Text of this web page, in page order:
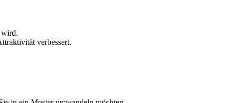
wird.
verbessert.